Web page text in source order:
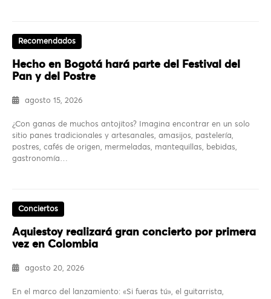
Recomendados
Hecho en Bogotá hará parte del Festival del
Pan y del Postre
agosto 15, 2026
¿Con ganas de muchos antojitos? Imagina encontrar en un solo
sitio panes tradicionales y artesanales, amasijos, pastelería,
postres, cafés de origen, mermeladas, mantequillas, bebidas,
gastronomía…
Conciertos
Aquiestoy realizará gran concierto por primera
vez en Colombia
agosto 20, 2026
En el marco del lanzamiento: «Si fueras tú», el guitarrista,